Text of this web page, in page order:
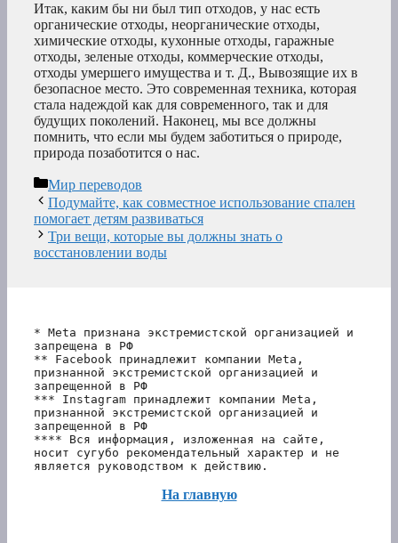
Итак, каким бы ни был тип отходов, у нас есть
органические отходы, неорганические отходы,
химические отходы, кухонные отходы, гаражные
отходы, зеленые отходы, коммерческие отходы,
отходы умершего имущества и т. Д., Вывозящие их в
безопасное место. Это современная техника, которая
стала надеждой как для современного, так и для
будущих поколений. Наконец, мы все должны
помнить, что если мы будем заботиться о природе,
природа позаботится о нас.
Рубрики
Мир переводов
Подумайте, как совместное использование спален
помогает детям развиваться
Три вещи, которые вы должны знать о
восстановлении воды
* Meta признана экстремистской организацией и
запрещена в РФ
** Facebook принадлежит компании Meta,
признанной экстремистской организацией и
запрещенной в РФ
*** Instagram принадлежит компании Meta,
признанной экстремистской организацией и
запрещенной в РФ
**** Вся информация, изложенная на сайте,
носит сугубо рекомендательный характер и не
является руководством к действию.
На главную